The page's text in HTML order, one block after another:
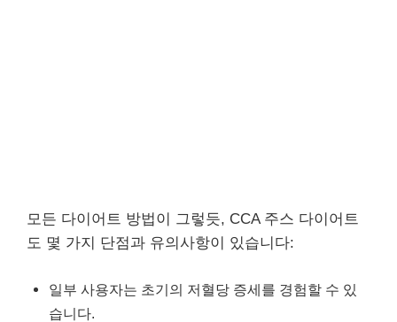
모든 다이어트 방법이 그렇듯, CCA 주스 다이어트
도 몇 가지 단점과 유의사항이 있습니다:
일부 사용자는 초기의 저혈당 증세를 경험할 수 있
습니다.